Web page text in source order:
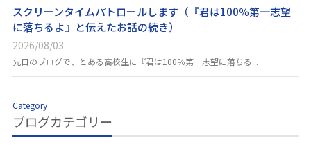
スクリーンタイムパトロールします（『君は100％第一志望
に落ちるよ』と伝えたお話の続き）
2026/08/03
先日のブログで、とある高校生に『君は100％第一志望に落ちる...
Category
ブログカテゴリー